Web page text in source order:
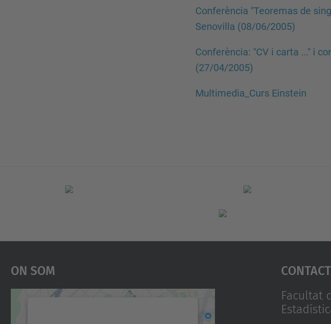
Conferència "Teoremas de
Senovilla (08/06/2005)
Conferència: "CV i carta ..." i
(27/04/2005)
Multimedia_Curs Einstein
On Som
Facultat